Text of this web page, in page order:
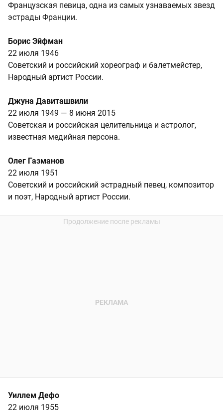
Французская певица, одна из самых узнаваемых звезд
эстрады Франции.
Борис Эйфман
22 июля 1946
Советский и российский хореограф и балетмейстер,
Народный артист России.
Джуна Давиташвили
22 июля 1949 — 8 июня 2015
Советская и российская целительница и астролог,
известная медийная персона.
Олег Газманов
22 июля 1951
Советский и российский эстрадный певец, композитор
и поэт, Народный артист России.
Уиллем Дефо
22 июля 1955